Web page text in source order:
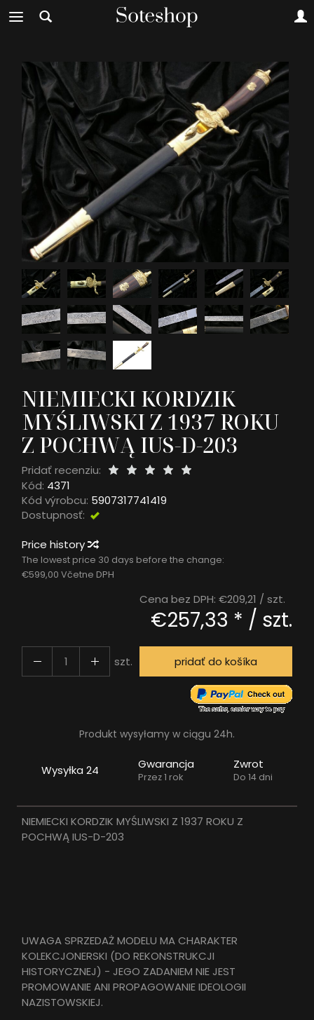
NIEMIECKI KORDZIK
MYŚLIWSKI Z 1937 ROKU
Z POCHWĄ IUS-D-203
Pridať recenziu:
Kód: 4371
Kód výrobcu: 5907317741419
Dostupnosť:
Price history
The lowest price 30 days before the change:
€599,00 Včetne DPH
Cena bez DPH: €209,21 / szt.
€257,33 * / szt.
szt. pridať do košíka
Produkt wysyłamy w ciągu 24h.
Wysyłka 24 Gwarancja
Przez 1 rok
Zwrot
Do 14 dni
NIEMIECKI KORDZIK MYŚLIWSKI Z 1937 ROKU Z
POCHWĄ IUS-D-203
UWAGA SPRZEDAŻ MODELU MA CHARAKTER
KOLEKCJONERSKI (DO REKONSTRUKCJI
HISTORYCZNEJ) - JEGO ZADANIEM NIE JEST
PROMOWANIE ANI PROPAGOWANIE IDEOLOGII
NAZISTOWSKIEJ.